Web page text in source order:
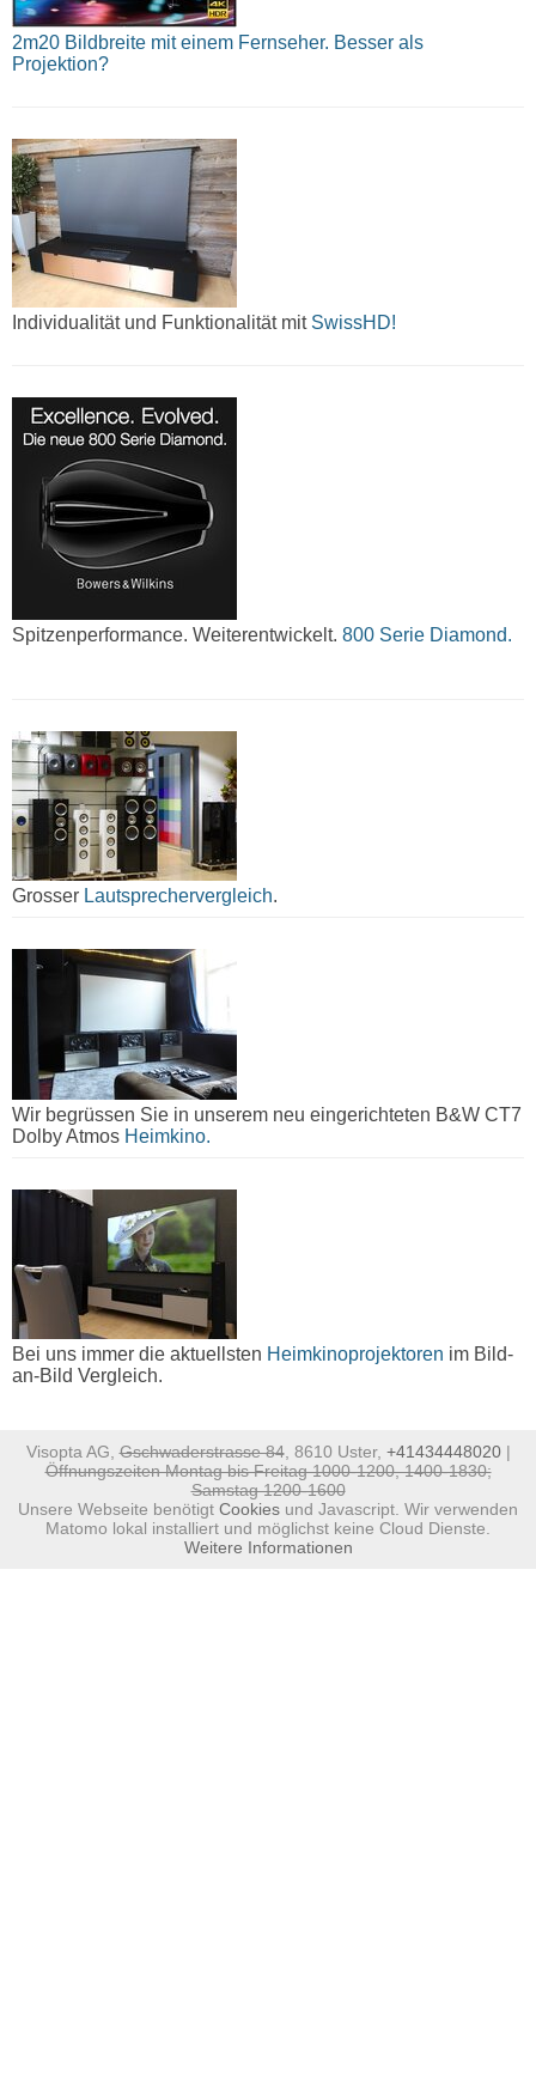
2m20 Bildbreite mit einem Fernseher. Besser als
Projektion?
Individualität und Funktionalität mitSwissHD!
Spitzenperformance. Weiterentwickelt. 800 Serie Diamond.
Grosser Lautsprechervergleich.
Wir begrüssen Sie in unserem neu eingerichteten B&W CT7
Dolby Atmos Heimkino.
Bei uns immer die aktuellsten Heimkinoprojektoren im Bild-
an-Bild Vergleich.
Visopta AG,Gschwaderstrasse 84, 8610 Uster, +41434448020|
Öffnungszeiten Montag bis Freitag 1000-1200, 1400-1830;
Samstag 1200-1600
Unsere Webseite benötigt Cookies und Javascript. Wir verwenden
Matomo lokal installiert und möglichst keine Cloud Dienste.
Weitere Informationen